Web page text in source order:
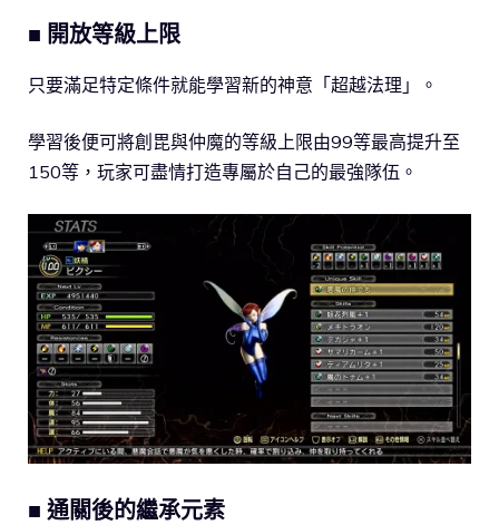
■ 開放等級上限
只要滿足特定條件就能學習新的神意「超越法理」。
學習後便可將創毘與仲魔的等級上限由99等最高提升至
150等，玩家可盡情打造專屬於自己的最強隊伍。
■ 通關後的繼承元素